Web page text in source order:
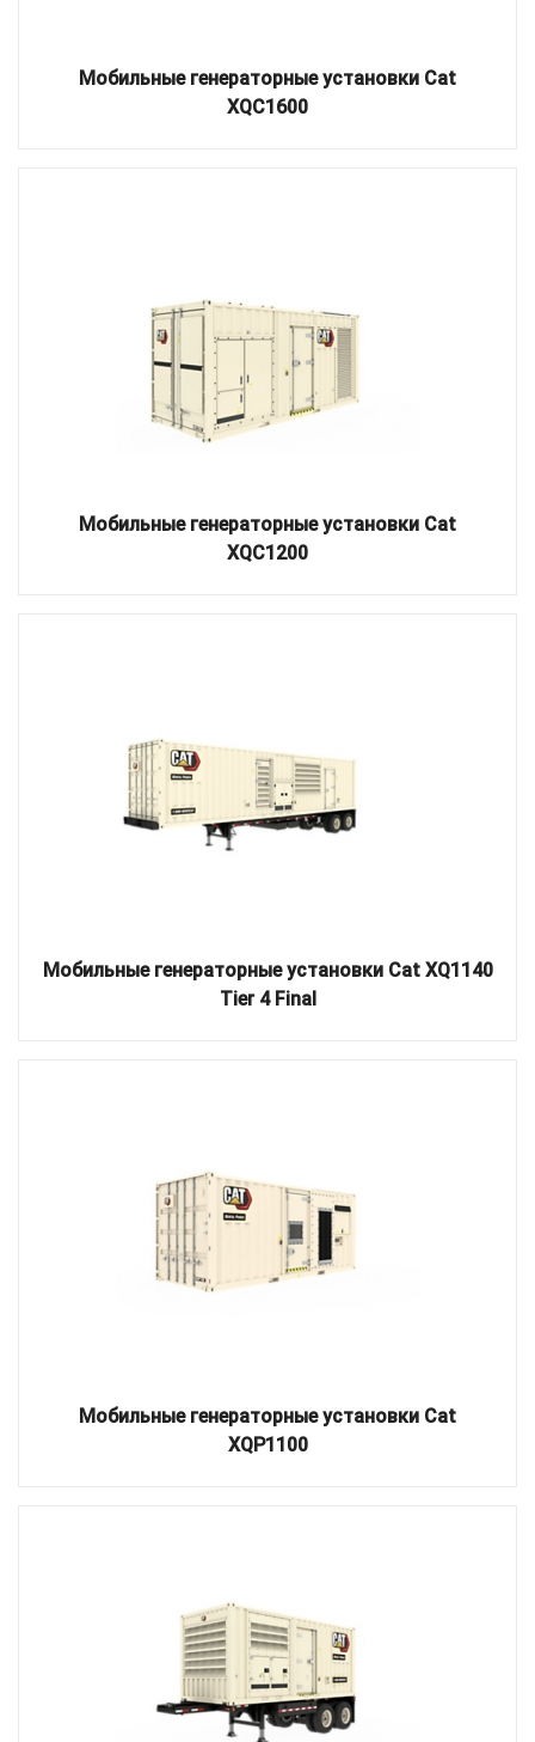
Мобильные генераторные установки Cat
XQC1600
Мобильные генераторные установки Cat
XQC1200
Мобильные генераторные установки Cat XQ1140
Tier 4 Final
Мобильные генераторные установки Cat
XQP1100